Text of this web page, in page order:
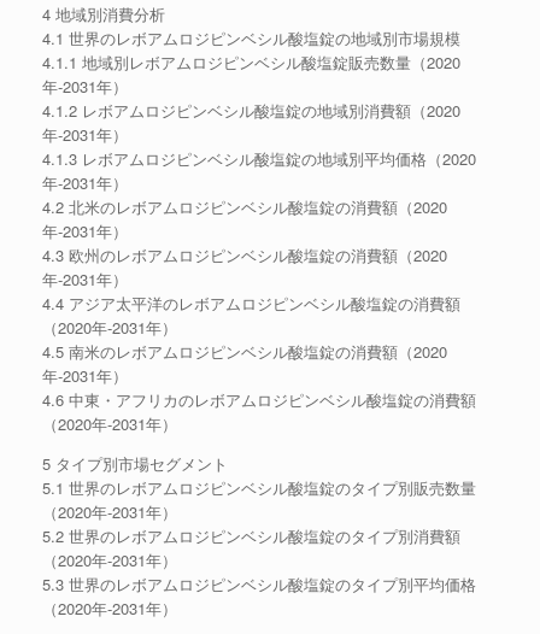
4 地域別消費分析
4.1 世界のレボアムロジピンベシル酸塩錠の地域別市場規模
4.1.1 地域別レボアムロジピンベシル酸塩錠販売数量（2020
年-2031年）
4.1.2 レボアムロジピンベシル酸塩錠の地域別消費額（2020
年-2031年）
4.1.3 レボアムロジピンベシル酸塩錠の地域別平均価格（2020
年-2031年）
4.2 北米のレボアムロジピンベシル酸塩錠の消費額（2020
年-2031年）
4.3 欧州のレボアムロジピンベシル酸塩錠の消費額（2020
年-2031年）
4.4 アジア太平洋のレボアムロジピンベシル酸塩錠の消費額
（2020年-2031年）
4.5 南米のレボアムロジピンベシル酸塩錠の消費額（2020
年-2031年）
4.6 中東・アフリカのレボアムロジピンベシル酸塩錠の消費額
（2020年-2031年）
5 タイプ別市場セグメント
5.1 世界のレボアムロジピンベシル酸塩錠のタイプ別販売数量
（2020年-2031年）
5.2 世界のレボアムロジピンベシル酸塩錠のタイプ別消費額
（2020年-2031年）
5.3 世界のレボアムロジピンベシル酸塩錠のタイプ別平均価格
（2020年-2031年）